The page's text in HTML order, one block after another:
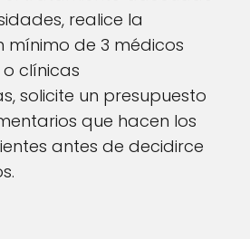
realice la
mínimo de 3 médicos
clínicas
solicite un presupuesto
que hacen los
antes de decidirce